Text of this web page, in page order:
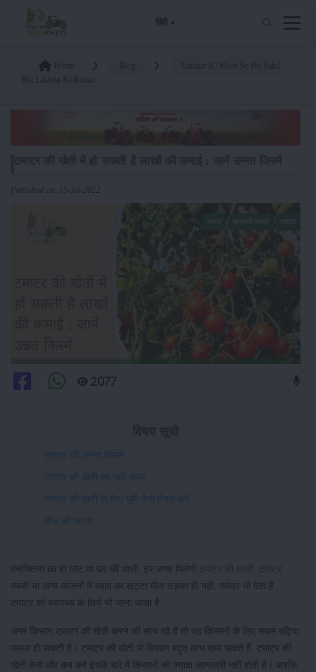
हिंदी
Published on: 15-Jul-2022
2077
टमाटर की उन्नत किस्में
टमाटर की खेती का सही समय
टमाटर की खेती के लिए भूमि कैसे तैयार करें
बीज की मात्रा
पंचसितारा का हो प्लेट या घर की थाली, हर जगह मिलेगी टमाटर की लाली
टमाटर
सब्जी या अन्य व्यंजनों में स्वाद का खट्टा मीठा तड़का ही नहीं, फ्लेवर भी देता है.
टमाटर को स्वास्थ्य के लिये भी जाना जाता है.
अगर किसान टमाटर की खेती करने की सोच रहे हैं तो यह किसानों के लिए सबसे बढ़िया
फसल हो सकती है। टमाटर की खेती से किसान बहुत लाभ कमा सकते हैं. टमाटर की
खेती कैसे और कब करें इसके बारे में किसानों को ज्यादा जानकारी नहीं होती है। जबकि